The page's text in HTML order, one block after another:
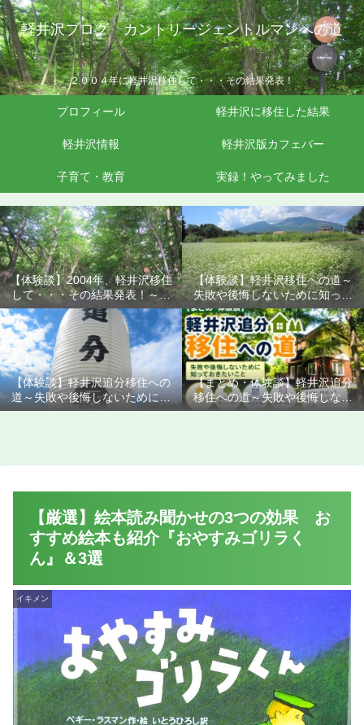
軽井沢ブログ カントリージェントルマンへの道
２００４年に軽井沢移住して・・・その結果発表！
プロフィール 軽井沢に移住した結果
軽井沢情報 軽井沢版カフェバー
子育て・教育 実録！やってみました
【体験談】2004年、軽井沢移住
して・・・その結果発表！～失
敗や後悔しないために知ってお
きたいこと
【体験談】軽井沢移住への道～
失敗や後悔しないために知って
おきたいこと
【体験談】軽井沢追分移住への
道～失敗や後悔しないために知
っておきたいこと
【まとめ・体験談】軽井沢追分
移住への道～失敗や後悔しない
ために知っておきたいこと
【厳選】絵本読み聞かせの3つの効果 お
すすめ絵本も紹介『おやすみゴリラく
ん』＆3選
イキメン